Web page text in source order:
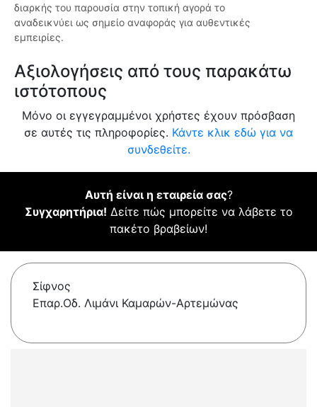
διαρκής του παρουσία στην τοπική αγορά το
αναδεικνύει ως σημείο αναφοράς για αυθεντικές
εμπειρίες.
Αξιολογήσεις από τους παρακάτω
ιστότοπους
Μόνο οι εγγεγραμμένοι χρήστες έχουν πρόσβαση
σε αυτές τις πληροφορίες. Κάντε κλικ εδώ για να
συνδεθείτε.
Αυτή είναι η εταιρεία σας?
Συγχαρητήρια! Δείτε πώς μπορείτε να λάβετε το
πακέτο βραβείων!
Σίφνος
Επαρ.Οδ. Λιμάνι Καμαρών-Αρτεμώνας